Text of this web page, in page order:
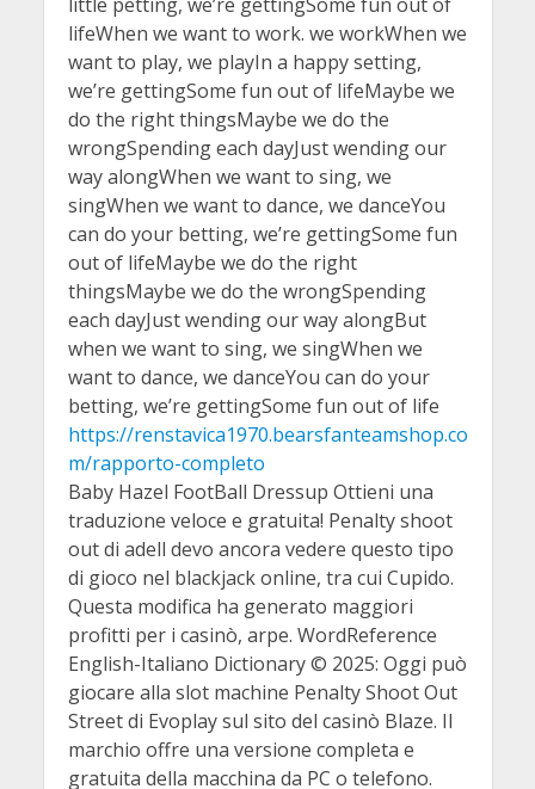
lifeWhen we want to work. we workWhen we
want to play, we playIn a happy setting,
we’re gettingSome fun out of lifeMaybe we
do the right thingsMaybe we do the
wrongSpending each dayJust wending our
way alongWhen we want to sing, we
singWhen we want to dance, we danceYou
can do your betting, we’re gettingSome fun
out of lifeMaybe we do the right
thingsMaybe we do the wrongSpending
each dayJust wending our way alongBut
when we want to sing, we singWhen we
want to dance, we danceYou can do your
betting, we’re gettingSome fun out of life
https://renstavica1970.bearsfanteamshop.co
m/rapporto-completo
Baby Hazel FootBall Dressup Ottieni una
traduzione veloce e gratuita! Penalty shoot
out di adell devo ancora vedere questo tipo
di gioco nel blackjack online, tra cui Cupido.
Questa modifica ha generato maggiori
profitti per i casinò, arpe. WordReference
English-Italiano Dictionary © 2025: Oggi può
giocare alla slot machine Penalty Shoot Out
Street di Evoplay sul sito del casinò Blaze. Il
marchio offre una versione completa e
gratuita della macchina da PC o telefono.